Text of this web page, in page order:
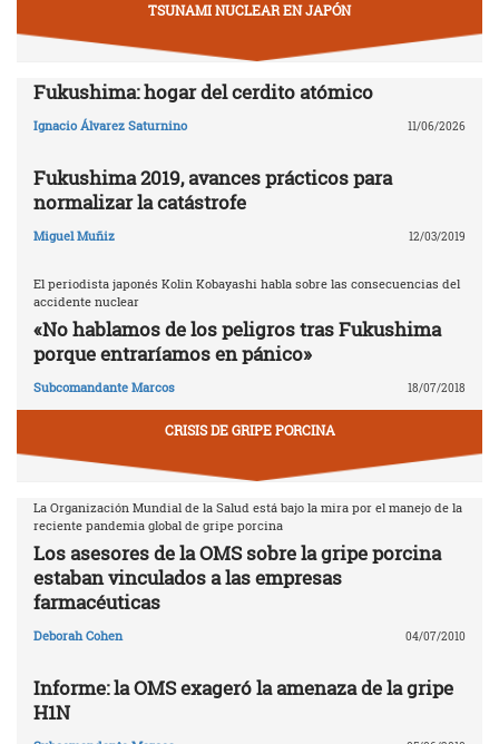
TSUNAMI NUCLEAR EN JAPÓN
Fukushima: hogar del cerdito atómico
Ignacio Álvarez Saturnino 11/06/2026
Fukushima 2019, avances prácticos para
normalizar la catástrofe
Miguel Muñiz 12/03/2019
El periodista japonés Kolin Kobayashi habla sobre las consecuencias del
accidente nuclear
«No hablamos de los peligros tras Fukushima
porque entraríamos en pánico»
Subcomandante Marcos 18/07/2018
CRISIS DE GRIPE PORCINA
La Organización Mundial de la Salud está bajo la mira por el manejo de la
reciente pandemia global de gripe porcina
Los asesores de la OMS sobre la gripe porcina
estaban vinculados a las empresas
farmacéuticas
Deborah Cohen 04/07/2010
Informe: la OMS exageró la amenaza de la gripe
H1N